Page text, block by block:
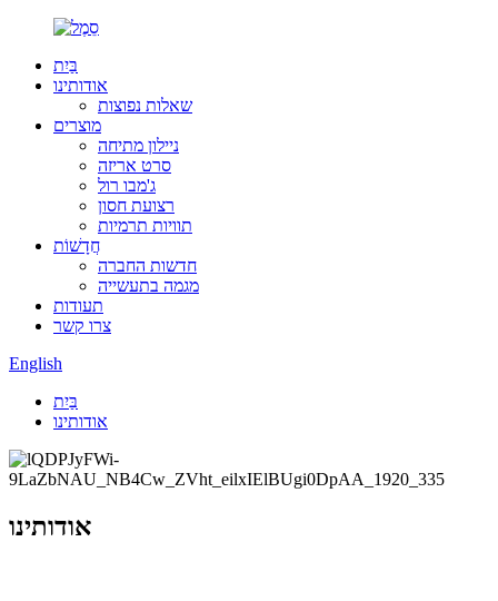
בַּיִת
אודותינו
שאלות נפוצות
מוצרים
ניילון מתיחה
סרט אריזה
ג'מבו רול
רצועת חסון
תוויות תרמיות
חֲדָשׁוֹת
חדשות החברה
מגמה בתעשייה
תעודות
צרו קשר
English
בַּיִת
אודותינו
אודותינו